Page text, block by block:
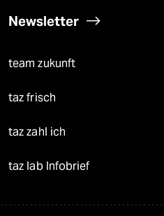
Newsletter
team zukunft
taz frisch
taz zahl ich
taz lab Infobrief